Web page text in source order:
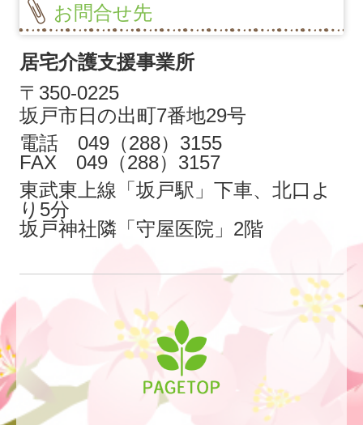
お問合せ先
居宅介護支援事業所
〒350-0225
坂戸市日の出町7番地29号
電話 049（288）3155
FAX 049（288）3157
東武東上線「坂戸駅」下車、北口よ
り5分
坂戸神社隣「守屋医院」2階